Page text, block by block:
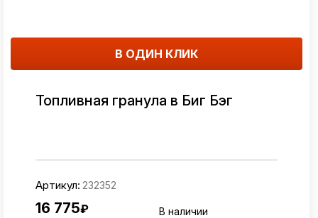
В ОДИН КЛИК
Топливная гранула в Биг Бэг
Артикул: 232352
16 775₽ В наличии